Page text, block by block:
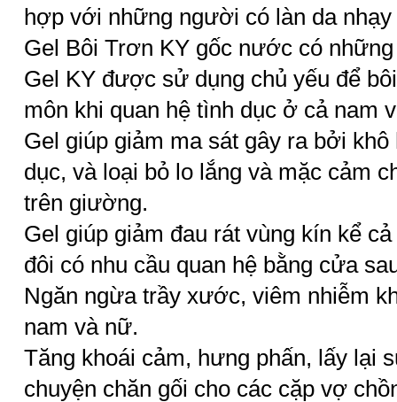
hợp với những người có làn da nhạy
Gel Bôi Trơn KY gốc nước có
Gel KY được sử dụng chủ yếu để
môn khi quan hệ tình dục ở cả nam
Gel giúp giảm ma sát gây ra bởi
dục, và loại bỏ lo lắng và mặc cảm
trên giường.
Gel giúp giảm đau rát vùng kín kể
đôi có nhu cầu quan hệ bằng cửa
Ngăn ngừa trầy xước, viêm nhiễm
nam và nữ.
Tăng khoái cảm, hưng phấn, lấy lại
chuyện chăn gối cho các cặp vợ